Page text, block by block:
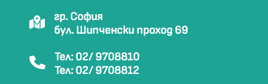
гр. София
бул. Шипченски проход 69
Тел: 02/ 9708810
Тел: 02/ 9708812